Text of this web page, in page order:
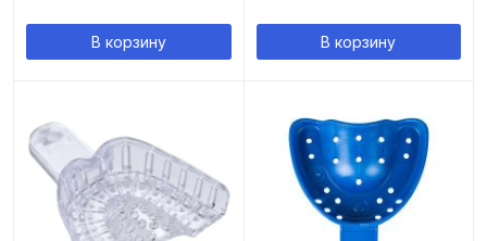
В корзину В корзину